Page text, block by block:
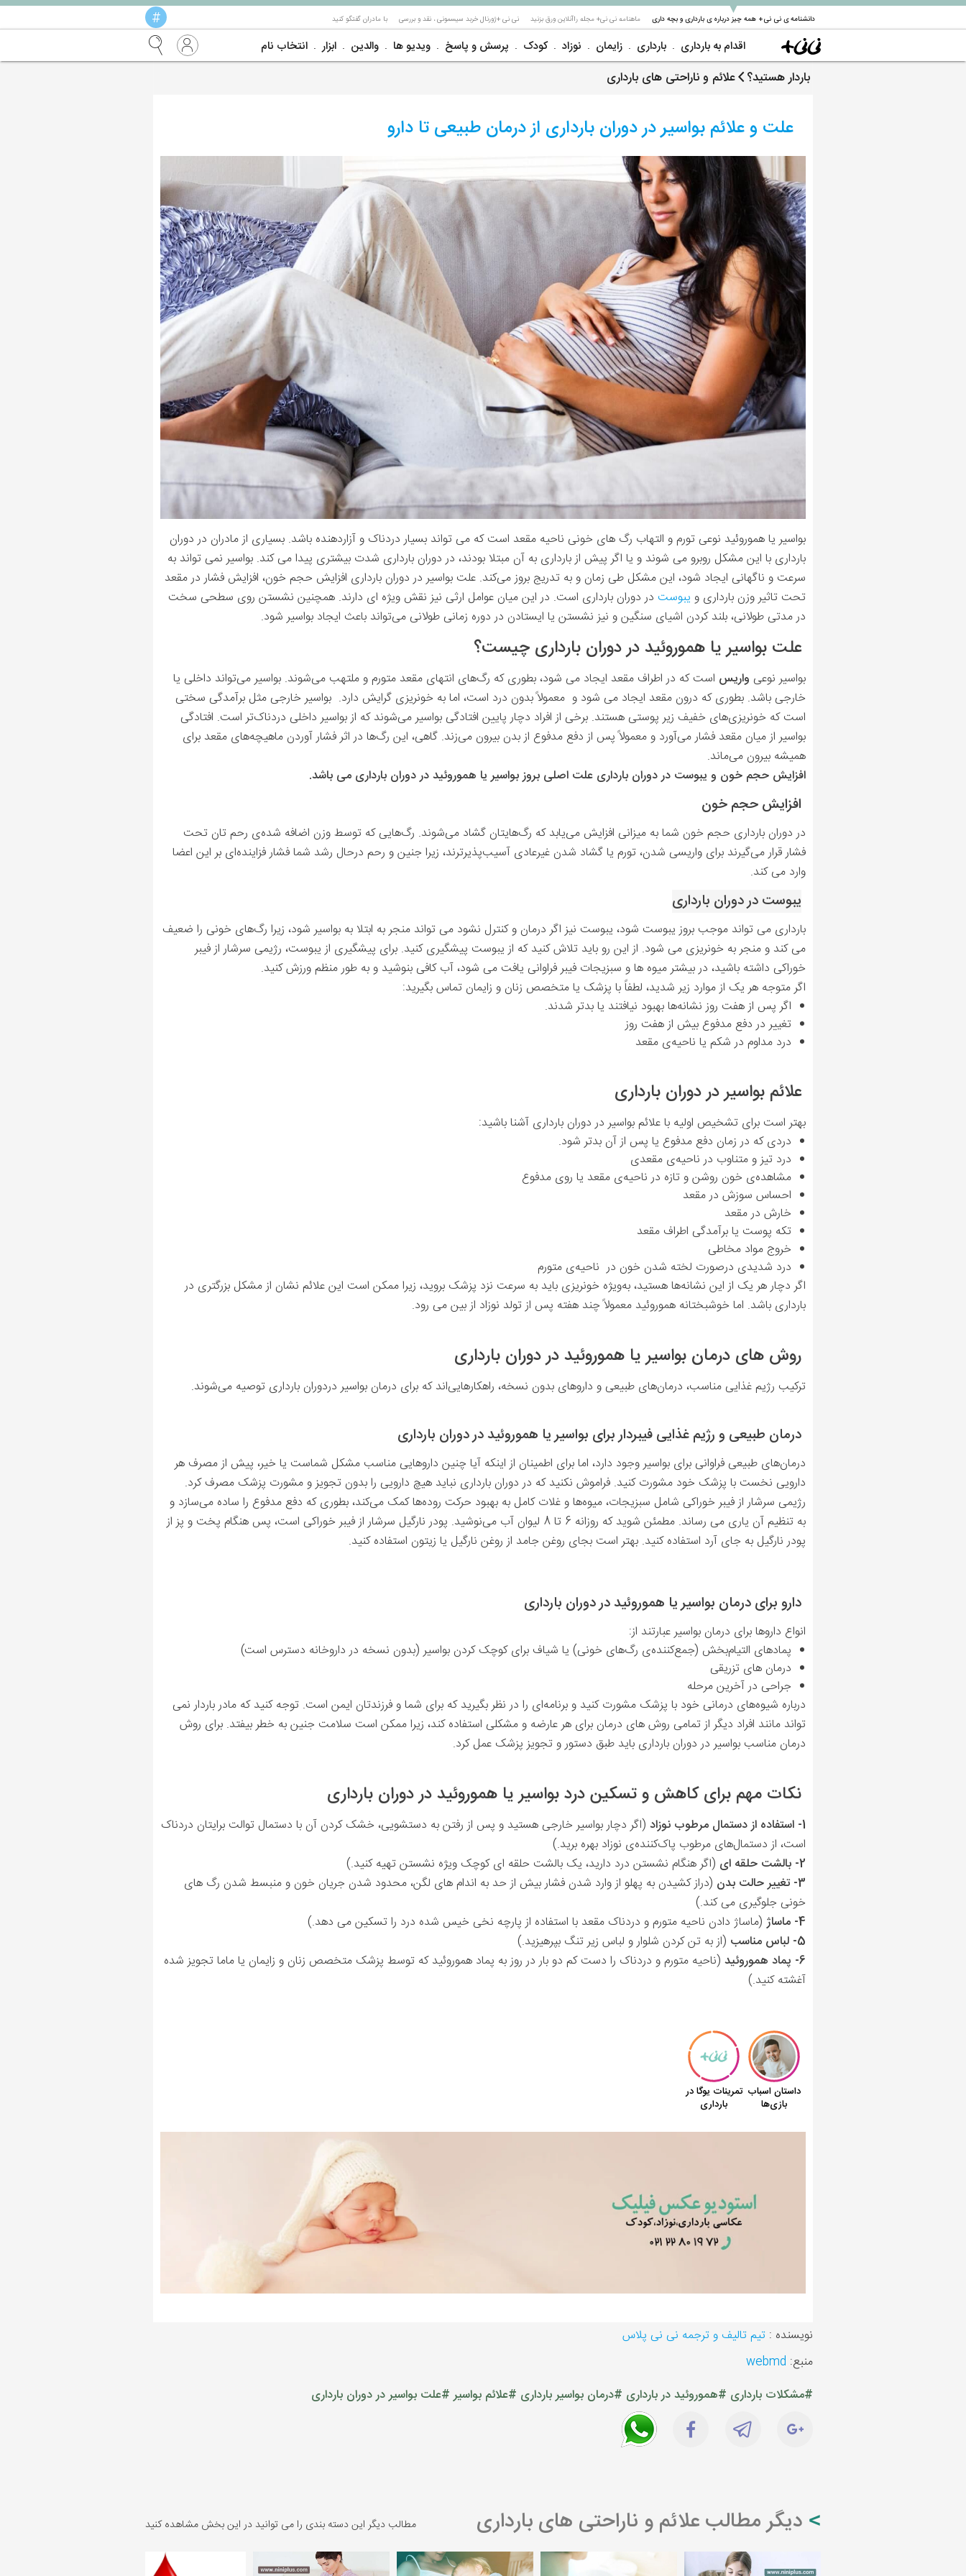
دانشنامه ی نی نی+ همه چیز درباره ی بارداری و بچه داری
▼ ماهنامه نی نی+ مجله راآنلاین ورق بزنید نی نی +ژورنال خربد سیسمونی ، نقد و بررسی با مادران گفتگو کنید #
اقدام به بارداری بارداری زایمان نوزاد کودک پرسش و پاسخ ویدیو ها والدین ابزار انتخاب نام
باردار هستید؟ علائم و ناراحتی های بارداری
علت و علائم بواسیر در دوران بارداری از درمان طبیعی تا دارو
بواسیر یا هموروئید نوعی تورم و التهاب رگ های خونی ناحیه مقعد است که می تواند بسیار دردناک و آزاردهنده باشد. بسیاری از مادران در دوران
بارداری با این مشکل روبرو می شوند و یا اگر پیش از بارداری به آن مبتلا بودند، در دوران بارداری شدت بیشتری پیدا می کند. بواسیر نمی تواند به
سرعت و ناگهانی ایجاد شود، این مشکل طی زمان و به تدریج بروز می‌کند. علت بواسیر در دوران بارداری افزایش حجم خون، افزایش فشار در مقعد
تحت تاثیر وزن بارداری و یبوستدر دوران بارداری است. در این میان عوامل ارثی نیز نقش ویژه ای دارند. همچنین نشستن روی سطحی سخت
در مدتی طولانی، بلند کردن اشیای سنگین و نیز نشستن یا ایستادن در دوره زمانی طولانی می‌تواند باعث ایجاد بواسیر شود.
علت بواسیر یا هموروئید در دوران بارداری چیست؟
بواسیر نوعی واریس است که در اطراف مقعد ایجاد می شود، بطوری که رگ‌های انتهای مقعد متورم و ملتهب می‌شوند. بواسیر می‌تواند داخلی یا
خارجی باشد. بطوری که درون مقعد ایجاد می شود و معمولاً بدون درد است، اما به خونریزی گرایش دارد. بواسیر خارجی مثل برآمدگی سختی
است که خونریزی‌های خفیف زیر پوستی هستند. برخی از افراد دچار پایین افتادگی بواسیر می‌شوند که از بواسیر داخلی دردناک‌تر است. افتادگی
بواسیر از میان مقعد فشار می‌آورد و معمولاً پس از دفع مدفوع از بدن بیرون می‌زند. گاهی، این رگ‌ها در اثر فشار آوردن ماهیچه‌های مقعد برای
همیشه بیرون میماند.
افزایش حجم خون و یبوست در دوران بارداری علت اصلی بروز بواسیر یا هموروئید در دوران بارداری می باشد.
افزایش حجم خون
در دوران بارداری حجم خون شما به میزانی افزایش می‌یابد که رگ‌هایتان گشاد می‌شوند. رگ‌هایی که توسط وزن اضافه شده‌ی رحم تان تحت
فشار قرار می‌گیرند برای واریسی شدن، تورم یا گشاد شدن غیرعادی آسیب‌پذیرترند، زیرا جنین و رحم درحال رشد شما فشار فزاینده‌ای بر این اعضا
وارد می کند.
یبوست در دوران بارداری
بارداری می تواند موجب بروز یبوست شود، یبوست نیز اگر درمان و کنترل نشود می تواند منجر به ابتلا به بواسیرشود، زیرا رگ‌های خونی را ضعیف
می کند و منجر به خونریزی می شود. از این رو باید تلاش کنید که از یبوست پیشگیری کنید. برای پیشگیری از یبوست، رژیمی سرشار از فیبر
خوراکی داشته باشید، در بیشتر میوه ها و سبزیجات فیبر فراوانی یافت می شود، آب کافی بنوشید و به طور منظم ورزش ‌کنید.
اگر متوجه هر یک از موارد زیر شدید، لطفاً با پزشک یا متخصص زنان و زایمان تماس بگیرید:
اگر پس از هفت روز نشانه‌ها بهبود نیافتند یا بدتر شدند.
تغییر در دفع مدفوع بیش از هفت روز
درد مداوم در شکم یا ناحیه‌ی مقعد
علائم بواسیر در دوران بارداری
بهتر است برای تشخیص اولیه با علائم بواسیر در دوران بارداری آشنا باشید:
دردی که در زمان دفع مدفوع یا پس از آن بدتر شود.
درد تیز و متناوب در ناحیه‌ی مقعدی
مشاهده‌ی خون روشن و تازه در ناحیه‌ی مقعد یا روی مدفوع
احساس سوزش در مقعد
خارش در مقعد
تکه پوست یا برآمدگی اطراف مقعد
خروج مواد مخاطی
درد شدیدی درصورت لخته شدن خون در ناحیه‌ی متورم
اگر دچار هر یک از این نشانه‌ها هستید، به‌ویژه خونریزی باید به سرعت نزد پزشک بروید، زیرا ممکن است این علائم نشان از مشکل بزرگتری در
بارداری باشد. اماخوشبختانه هموروئید معمولاً چند هفته پس از تولد نوزاد از بین می رود.
روش های درمان بواسیر یا هموروئید در دوران بارداری
ترکیب رژیم غذایی مناسب، درمان‌های طبیعی و داروهای بدون نسخه، راهکارهایی‌اند که برای درمان بواسیر دردوران بارداری توصیه می‌شوند.
درمان‌ طبیعی و رژیم غذایی فیبردار برای بواسیر یا هموروئید در دوران بارداری
درمان‌های طبیعی فراوانی برای بواسیر وجود دارد، اما برای اطمینان از اینکه آیا چنین دارو‌هایی مناسب مشکل شماست یا خیر، پیش از مصرف هر
دارویی نخست با پزشک خود مشورت کنید. فراموش نکنید که در دوران بارداری نباید هیچ دارویی را بدون تجویز و مشورت پزشک مصرف کرد.
رژیمی سرشار از فیبر خوراکی شامل سبزیجات، میوه‌ها و غلات کامل به بهبود حرکت روده‌ها کمک می‌کند، بطوری که دفع مدفوع را ساده می‌سازد و
به تنظیم آن یاری می‌ رساند. مطمئن شوید که روزانه 6 تا 8 لیوان آب می‌نوشید. پودر نارگیل سرشار از فیبر خوراکی است، پس هنگام پخت و پز از
پودر نارگیل به جای آرد استفاده کنید. بهتر است بجای روغن جامد از روغن نارگیل یا زیتون استفاده کنید.
دارو برای درمان بواسیر یا هموروئید در دوران بارداری
انواع داروها برای درمان بواسیر عبارتند از:
پمادهای التیام‌بخش (جمع‌کننده‌ی رگ‌های خونی) یا شیاف‌ برای کوچک کردن بواسیر (بدون نسخه در داروخانه دسترس است)
درمان های تزریقی
جراحی در آخرین مرحله
درباره‌ شیوه‌های درمانی خود با پزشک مشورت کنید و برنامه‌ای را در نظر بگیرید که برای شما و فرزندتان ایمن است. توجه کنید که مادر باردار نمی
تواند مانند افراد دیگر از تمامی روش های درمان برای هر عارضه و مشکلی استفاده کند، زیرا ممکن است سلامت جنین به خطر بیفتد. برای روش
درمان مناسب بواسیر در دوران بارداری باید طبق دستور و تجویز پزشک عمل کرد.
نکات مهم برای کاهش و تسکین درد بواسیر یا هموروئید در دوران بارداری
1- استفاده از دستمال مرطوب نوزاد
(اگر دچار بواسیر خارجی هستید و پس از رفتن به دستشویی، خشک کردن آن با دستمال توالت برایتان دردناک
است، از دستمال‌های مرطوب پاک‌کننده‌ی نوزاد بهره برید.)
2- بالشت حلقه ای
(اگر هنگام نشستن درد دارید، یک بالشت حلقه‌ ای کوچک ویژه نشستن تهیه کنید.)
3- تغییر حالت بدن
(دراز کشیدن به پهلو از وارد شدن فشار بیش از حد به اندام های لگن، محدود شدن جریان خون و منبسط شدن رگ های
خونی جلوگیری می کند.)
4- ماساژ
(ماساژ دادن ناحیه متورم و دردناک مقعد با استفاده از پارچه نخی خیس شده درد را تسکین می دهد.)
5- لباس مناسب
(از به تن کردن شلوار و لباس زیر تنگ بپرهیزید.)
6- پماد هموروئید
(ناحیه متورم و دردناک را دست کم دو بار در روز به پماد هموروئیدکه توسط پزشک متخصص زنان و زایمان یا ماما تجویز شده
آغشته کنید.)
نویسنده : تیم تالیف و ترجمه نی نی پلاس
منبع: webmd
#مشکلات بارداری #هموروئید در بارداری #درمان بواسیر بارداری #علائم بواسیر #علت بواسیر در دوران بارداری
دیگر مطالب علائم و ناراحتی های بارداری مطالب دیگر این دسته بندی را می توانید در این بخش مشاهده کنید